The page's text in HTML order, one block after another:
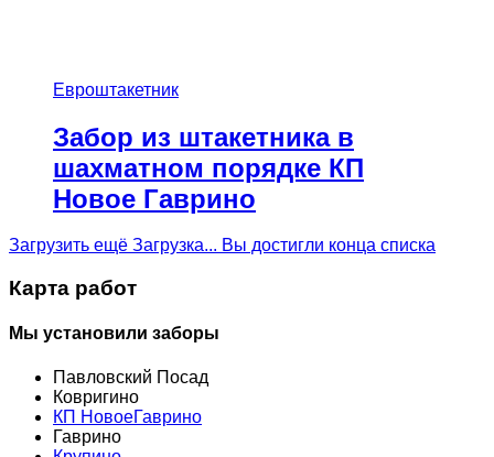
Евроштакетник
Забор из штакетника в
шахматном порядке КП
Новое Гаврино
Загрузить ещё Загрузка... Вы достигли конца списка
Карта работ
Мы установили заборы
Павловский Посад
Ковригино
КП НовоеГаврино
Гаврино